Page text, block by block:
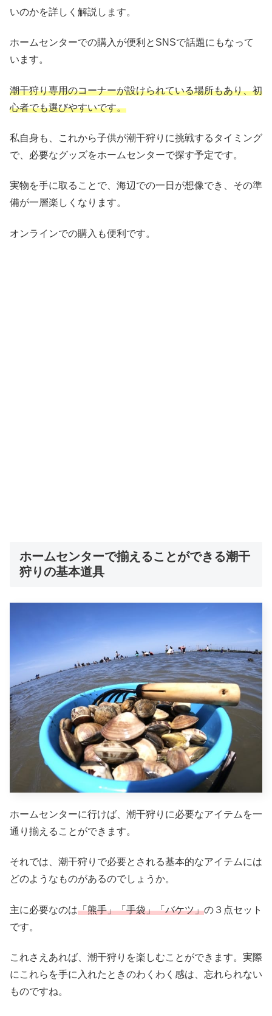
いのかを詳しく解説します。
ホームセンターでの購入が便利とSNSで話題にもなって
います。
潮干狩り専用のコーナーが設けられている場所もあり、初
心者でも選びやすいです。
私自身も、これから子供が潮干狩りに挑戦するタイミング
で、必要なグッズをホームセンターで探す予定です。
実物を手に取ることで、海辺での一日が想像でき、その準
備が一層楽しくなります。
オンラインでの購入も便利です。
ホームセンターで揃えることができる潮干
狩りの基本道具
ホームセンターに行けば、潮干狩りに必要なアイテムを一
通り揃えることができます。
それでは、潮干狩りで必要とされる基本的なアイテムには
どのようなものがあるのでしょうか。
主に必要なのは「熊手」「手袋」「バケツ」の３点セット
です。
これさえあれば、潮干狩りを楽しむことができます。実際
にこれらを手に入れたときのわくわく感は、忘れられない
ものですね。